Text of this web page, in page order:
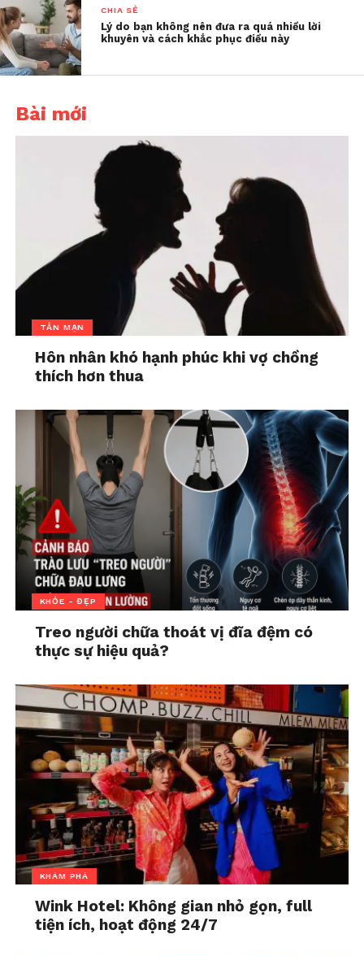
Dấu hiệu nhận biết một
mối quan hệ lành mạnh,
In "Bài nổi bật"
phản đối kết hôn với
người khác tôn giáo?
In "Bài nổi bật"
“Thấu cảm độc hại” - cái
CHIA SẺ
Lý do bạn không nên đưa ra quá nhiều lời
khuyên và cách khắc phục điều này
Bài mới
TẢN MẠN
Hôn nhân khó hạnh phúc khi vợ chồng
thích hơn thua
KHỎE - ĐẸP
Treo người chữa thoát vị đĩa đệm có
thực sự hiệu quả?
KHÁM PHÁ
Wink Hotel: Không gian nhỏ gọn, full
tiện ích, hoạt động 24/7